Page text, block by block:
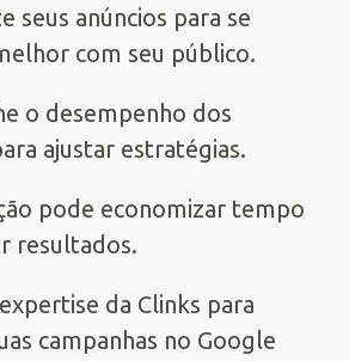
seus anúncios para se
com seu público.
o desempenho dos
ajustar estratégias.
pode economizar tempo
resultados.
da Clinks para
campanhas no Google